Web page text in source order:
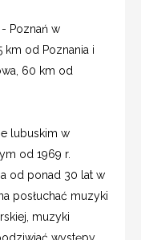
Poznań w
km od Poznania i
60 km od
lubuskim w
od 1969 r.
od ponad 30 lat w
posłuchać muzyki
muzyki